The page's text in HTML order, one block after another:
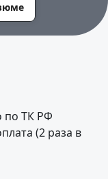
по ТК РФ
(2 раза в